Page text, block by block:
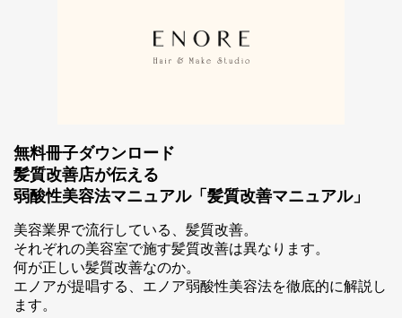
無料冊子ダウンロード
髪質改善店が伝える
弱酸性美容法マニュアル「髪質改善マニュアル」
美容業界で流行している、髪質改善。
それぞれの美容室で施す髪質改善は異なります。
何が正しい髪質改善なのか。
エノアが提唱する、エノア弱酸性美容法を徹底的に解説し
ます。